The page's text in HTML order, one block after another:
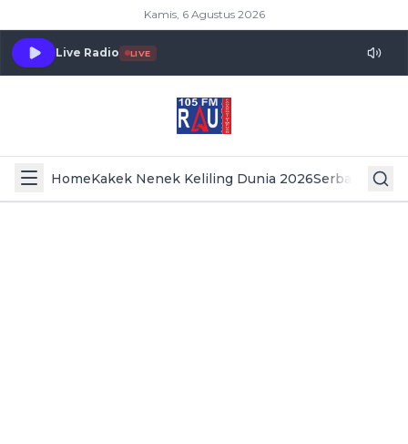
Kamis, 6 Agustus 2026
Live Radio LIVE
HomeKakek Nenek Keliling Dunia 2026Serba Serbi